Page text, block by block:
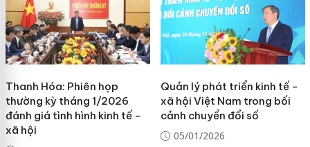
Thanh Hóa: Phiên họp
thường kỳ tháng 1/2026
đánh giá tình hình kinh tế -
xã hội
Quản lý phát triển kinh tế -
xã hội Việt Nam trong bối
cảnh chuyển đổi số
05/01/2026